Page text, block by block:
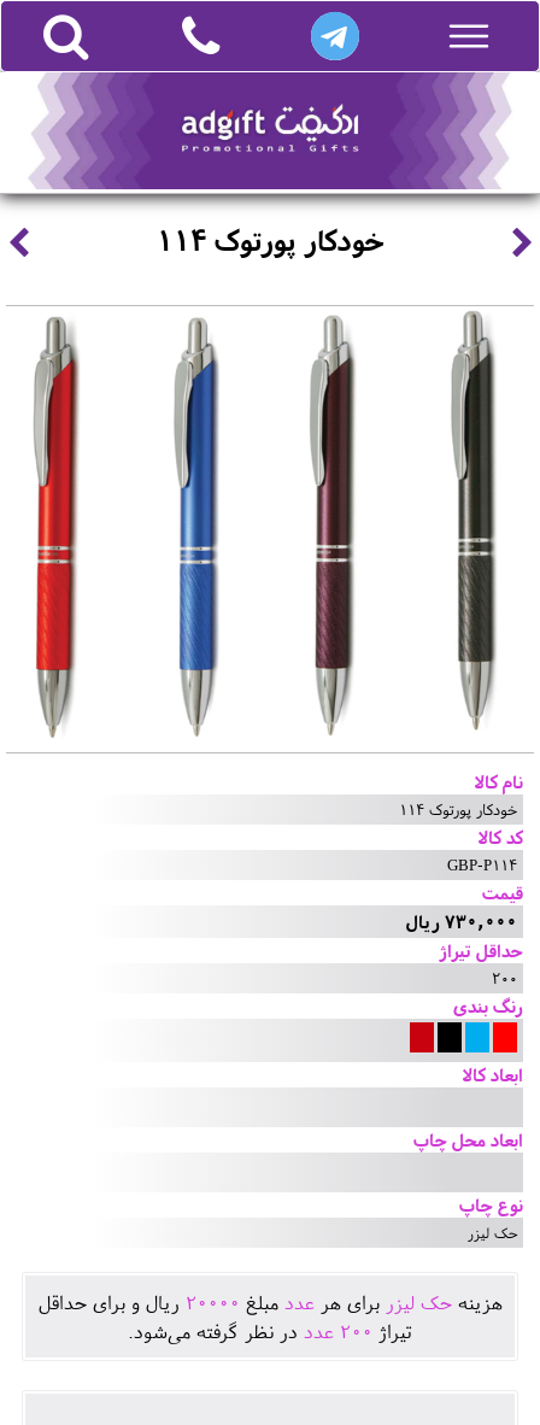
خودکار پورتوک 114
نام کالا
خودکار پورتوک 114
کد کالا
GBP-P114
قیمت
730,000 ریال
حداقل تیراژ
200
رنگ بندی
ابعاد کالا
ابعاد محل چاپ
نوع چاپ
حک لیزر
هزينهحک لیزر برای هرعدد مبلغ 20000 ريال و برای حداقل
تيراژ 200 عدد در نظر گرفته می‌شود.